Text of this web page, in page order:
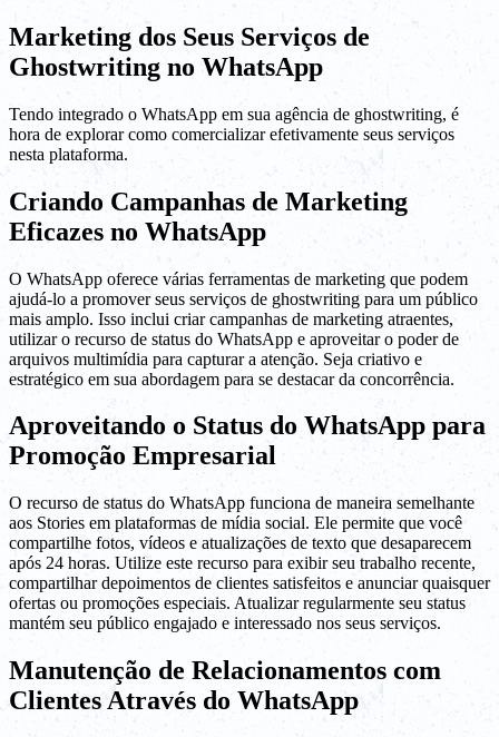
Marketing dos Seus Serviços de
Ghostwriting no WhatsApp
Tendo integrado o WhatsApp em sua agência de ghostwriting, é
hora de explorar como comercializar efetivamente seus serviços
nesta plataforma.
Criando Campanhas de Marketing
Eficazes no WhatsApp
O WhatsApp oferece várias ferramentas de marketing que podem
ajudá-lo a promover seus serviços de ghostwriting para um público
mais amplo. Isso inclui criar campanhas de marketing atraentes,
utilizar o recurso de status do WhatsApp e aproveitar o poder de
arquivos multimídia para capturar a atenção. Seja criativo e
estratégico em sua abordagem para se destacar da concorrência.
Aproveitando o Status do WhatsApp para
Promoção Empresarial
O recurso de status do WhatsApp funciona de maneira semelhante
aos Stories em plataformas de mídia social. Ele permite que você
compartilhe fotos, vídeos e atualizações de texto que desaparecem
após 24 horas. Utilize este recurso para exibir seu trabalho recente,
compartilhar depoimentos de clientes satisfeitos e anunciar quaisquer
ofertas ou promoções especiais. Atualizar regularmente seu status
mantém seu público engajado e interessado nos seus serviços.
Manutenção de Relacionamentos com
Clientes Através do WhatsApp